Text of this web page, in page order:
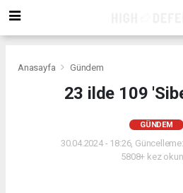
Anasayfa Gündem
23 ilde 109
GÜNDEM
30.04.2024 - 18:26,
5808+ kez